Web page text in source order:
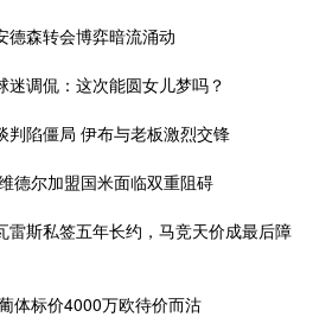
德森转会博弈暗流涌动
调侃：这次能圆女儿梦吗？
判陷僵局 伊布与老板激烈交锋
德尔加盟国米面临双重阻碍
雷斯私签五年长约，马竞天价成最后障
体标价4000万欧待价而沽